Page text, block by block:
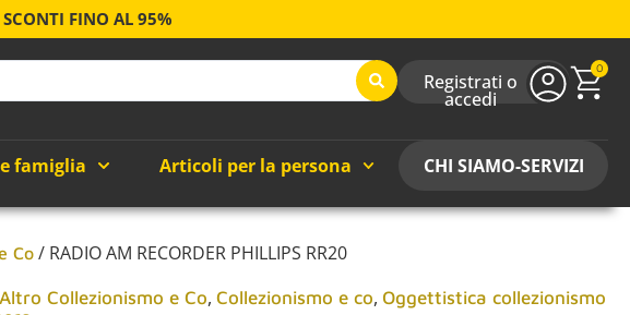
FINO AL 95%
Registrati o
accedi
0
famiglia Articoli per la persona CHI SIAMO-SERVIZI
Co / RADIO AM RECORDER PHILLIPS RR20
Altro Collezionismo e Co, Collezionismo e co, Oggettistica collezionismo